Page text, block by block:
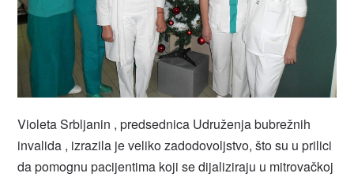
Violeta Srbljanin , predsednica Udruženja bubrežnih
invalida , izrazila je veliko zadodovoljstvo, što su u prilici
da pomognu pacijentima koji se dijaliziraju u mitrovačkoj